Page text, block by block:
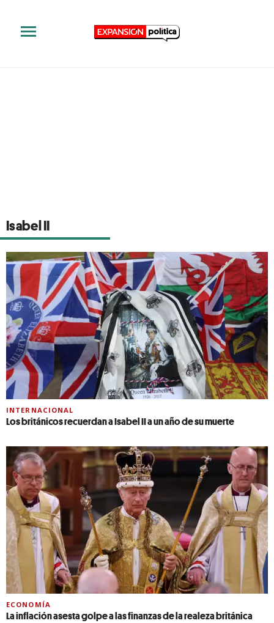
Isabel II
INTERNACIONAL
Los británicos recuerdan a Isabel II a un año de su muerte
ECONOMÍA
La inflación asesta golpe a las finanzas de la realeza británica